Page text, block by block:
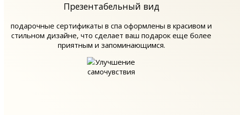
Презентабельный вид
подарочные сертификаты в спа оформлены в красивом и
стильном дизайне, что сделает ваш подарок еще более
приятным и запоминающимся.